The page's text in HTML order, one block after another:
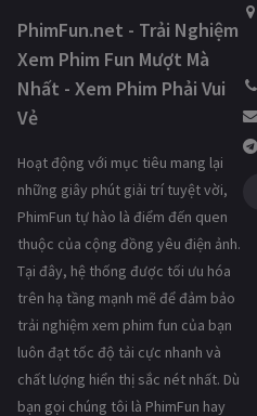
PhimFun.net - Trải Nghiệm
Xem Phim Fun Mượt Mà
Nhất - Xem Phim Phải Vui
Vẻ
Hoạt động với mục tiêu mang lại
những giây phút giải trí tuyệt vời,
PhimFun tự hào là điểm đến quen
thuộc của cộng đồng yêu điện ảnh.
Tại đây, hệ thống được tối ưu hóa
trên hạ tầng mạnh mẽ để đảm bảo
trải nghiệm xem phim fun của bạn
luôn đạt tốc độ tải cực nhanh và
chất lượng hiển thị sắc nét nhất. Dù
bạn gọi chúng tôi là PhimFun hay